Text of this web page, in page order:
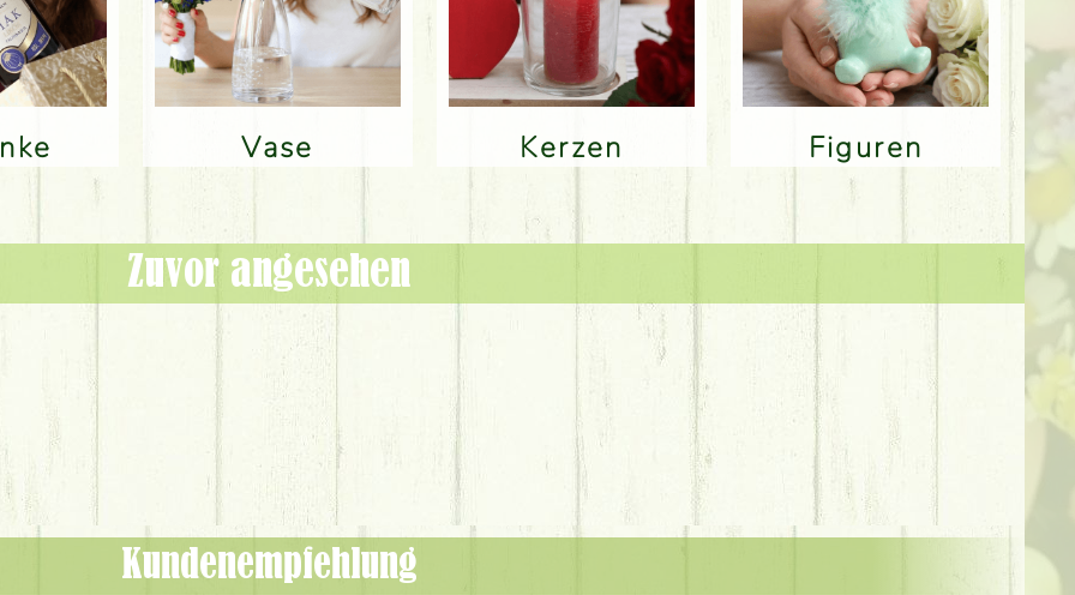
Vase Kerzen Figuren
Zuvor angesehen
Kundenempfehlung